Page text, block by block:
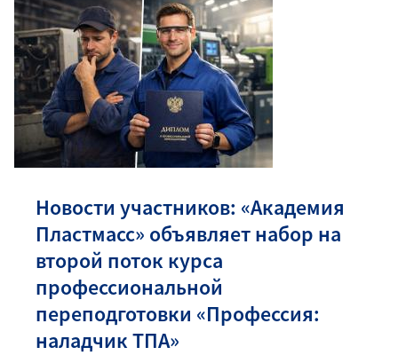
Новости участников: «Академия
Пластмасс» объявляет набор на
второй поток курса
профессиональной
переподготовки «Профессия:
наладчик ТПА»